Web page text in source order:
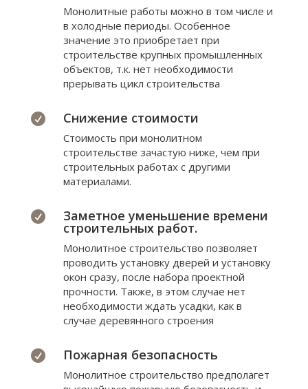
Монолитные работы можно в том числе и
в холодные периоды. Особенное
значение это приобретает при
строительстве крупных промышленных
объектов, т.к. нет необходимости
прерывать цикл строительства
 Снижение стоимости
Стоимость при монолитном
строительстве зачастую ниже, чем при
строительных работах с другими
материалами.
 Заметное уменьшение времени
строительных работ.
Монолитное строительство позволяет
проводить установку дверей и установку
окон сразу, после набора проектной
прочности. Также, в этом случае нет
необходимости ждать усадки, как в
случае деревянного строения
 Пожарная безопасность
Монолитное строительство предполагет